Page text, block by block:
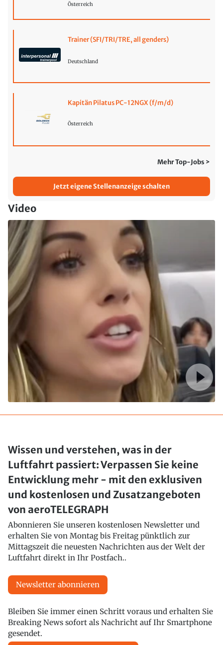
Österreich
Trainer (SFI/TRI/TRE, all genders)
Deutschland
Kapitän Pilatus PC-12NGX (f/m/d)
Österreich
Mehr Top-Jobs >
Jetzt eigene Stellenanzeige schalten
Video
Wissen und verstehen, was in der
Luftfahrt passiert: Verpassen Sie keine
Entwicklung mehr - mit den exklusiven
und kostenlosen und Zusatzangeboten
von aeroTELEGRAPH
Abonnieren Sie unseren kostenlosen Newsletter und
erhalten Sie von Montag bis Freitag pünktlich zur
Mittagszeit die neuesten Nachrichten aus der Welt der
Luftfahrt direkt in Ihr Postfach..
Newsletter abonnieren
Bleiben Sie immer einen Schritt voraus und erhalten Sie
Breaking News sofort als Nachricht auf Ihr Smartphone
gesendet.